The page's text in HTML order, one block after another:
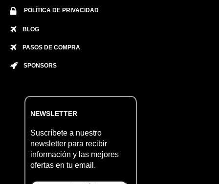
POLÍTICA DE PRIVACIDAD
BLOG
PASOS DE COMPRA
SPONSORS
NEWSLETTER
Suscríbete a nuestro
newsletter para recibir
información y las mejores
ofertas en tu email.